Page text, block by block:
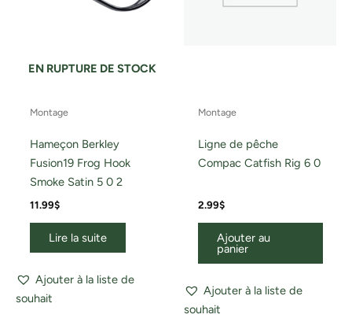
EN RUPTURE DE STOCK
Montage
Hameçon Berkley
Fusion19 Frog Hook
Smoke Satin 5 0 2
11.99$
Lire la suite
Ajouter à la liste de
souhait
Montage
Ligne de pêche
Compac Catfish Rig 6 0
2.99$
Ajouter au
panier
Ajouter à la liste de
souhait